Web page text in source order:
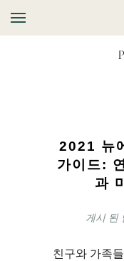
2021 뉴
가이드:
과
게시 된
친구와 가족